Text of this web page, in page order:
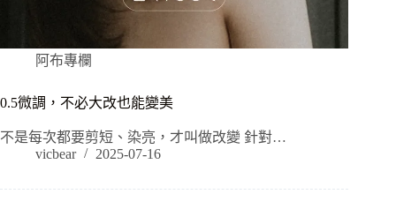
阿布專欄
0.5微調，不必大改也能變美
不是每次都要剪短、染亮，才叫做改變 針對…
vicbear
2025-07-16